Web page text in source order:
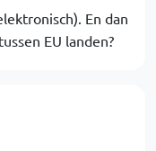
En dan
EU landen?